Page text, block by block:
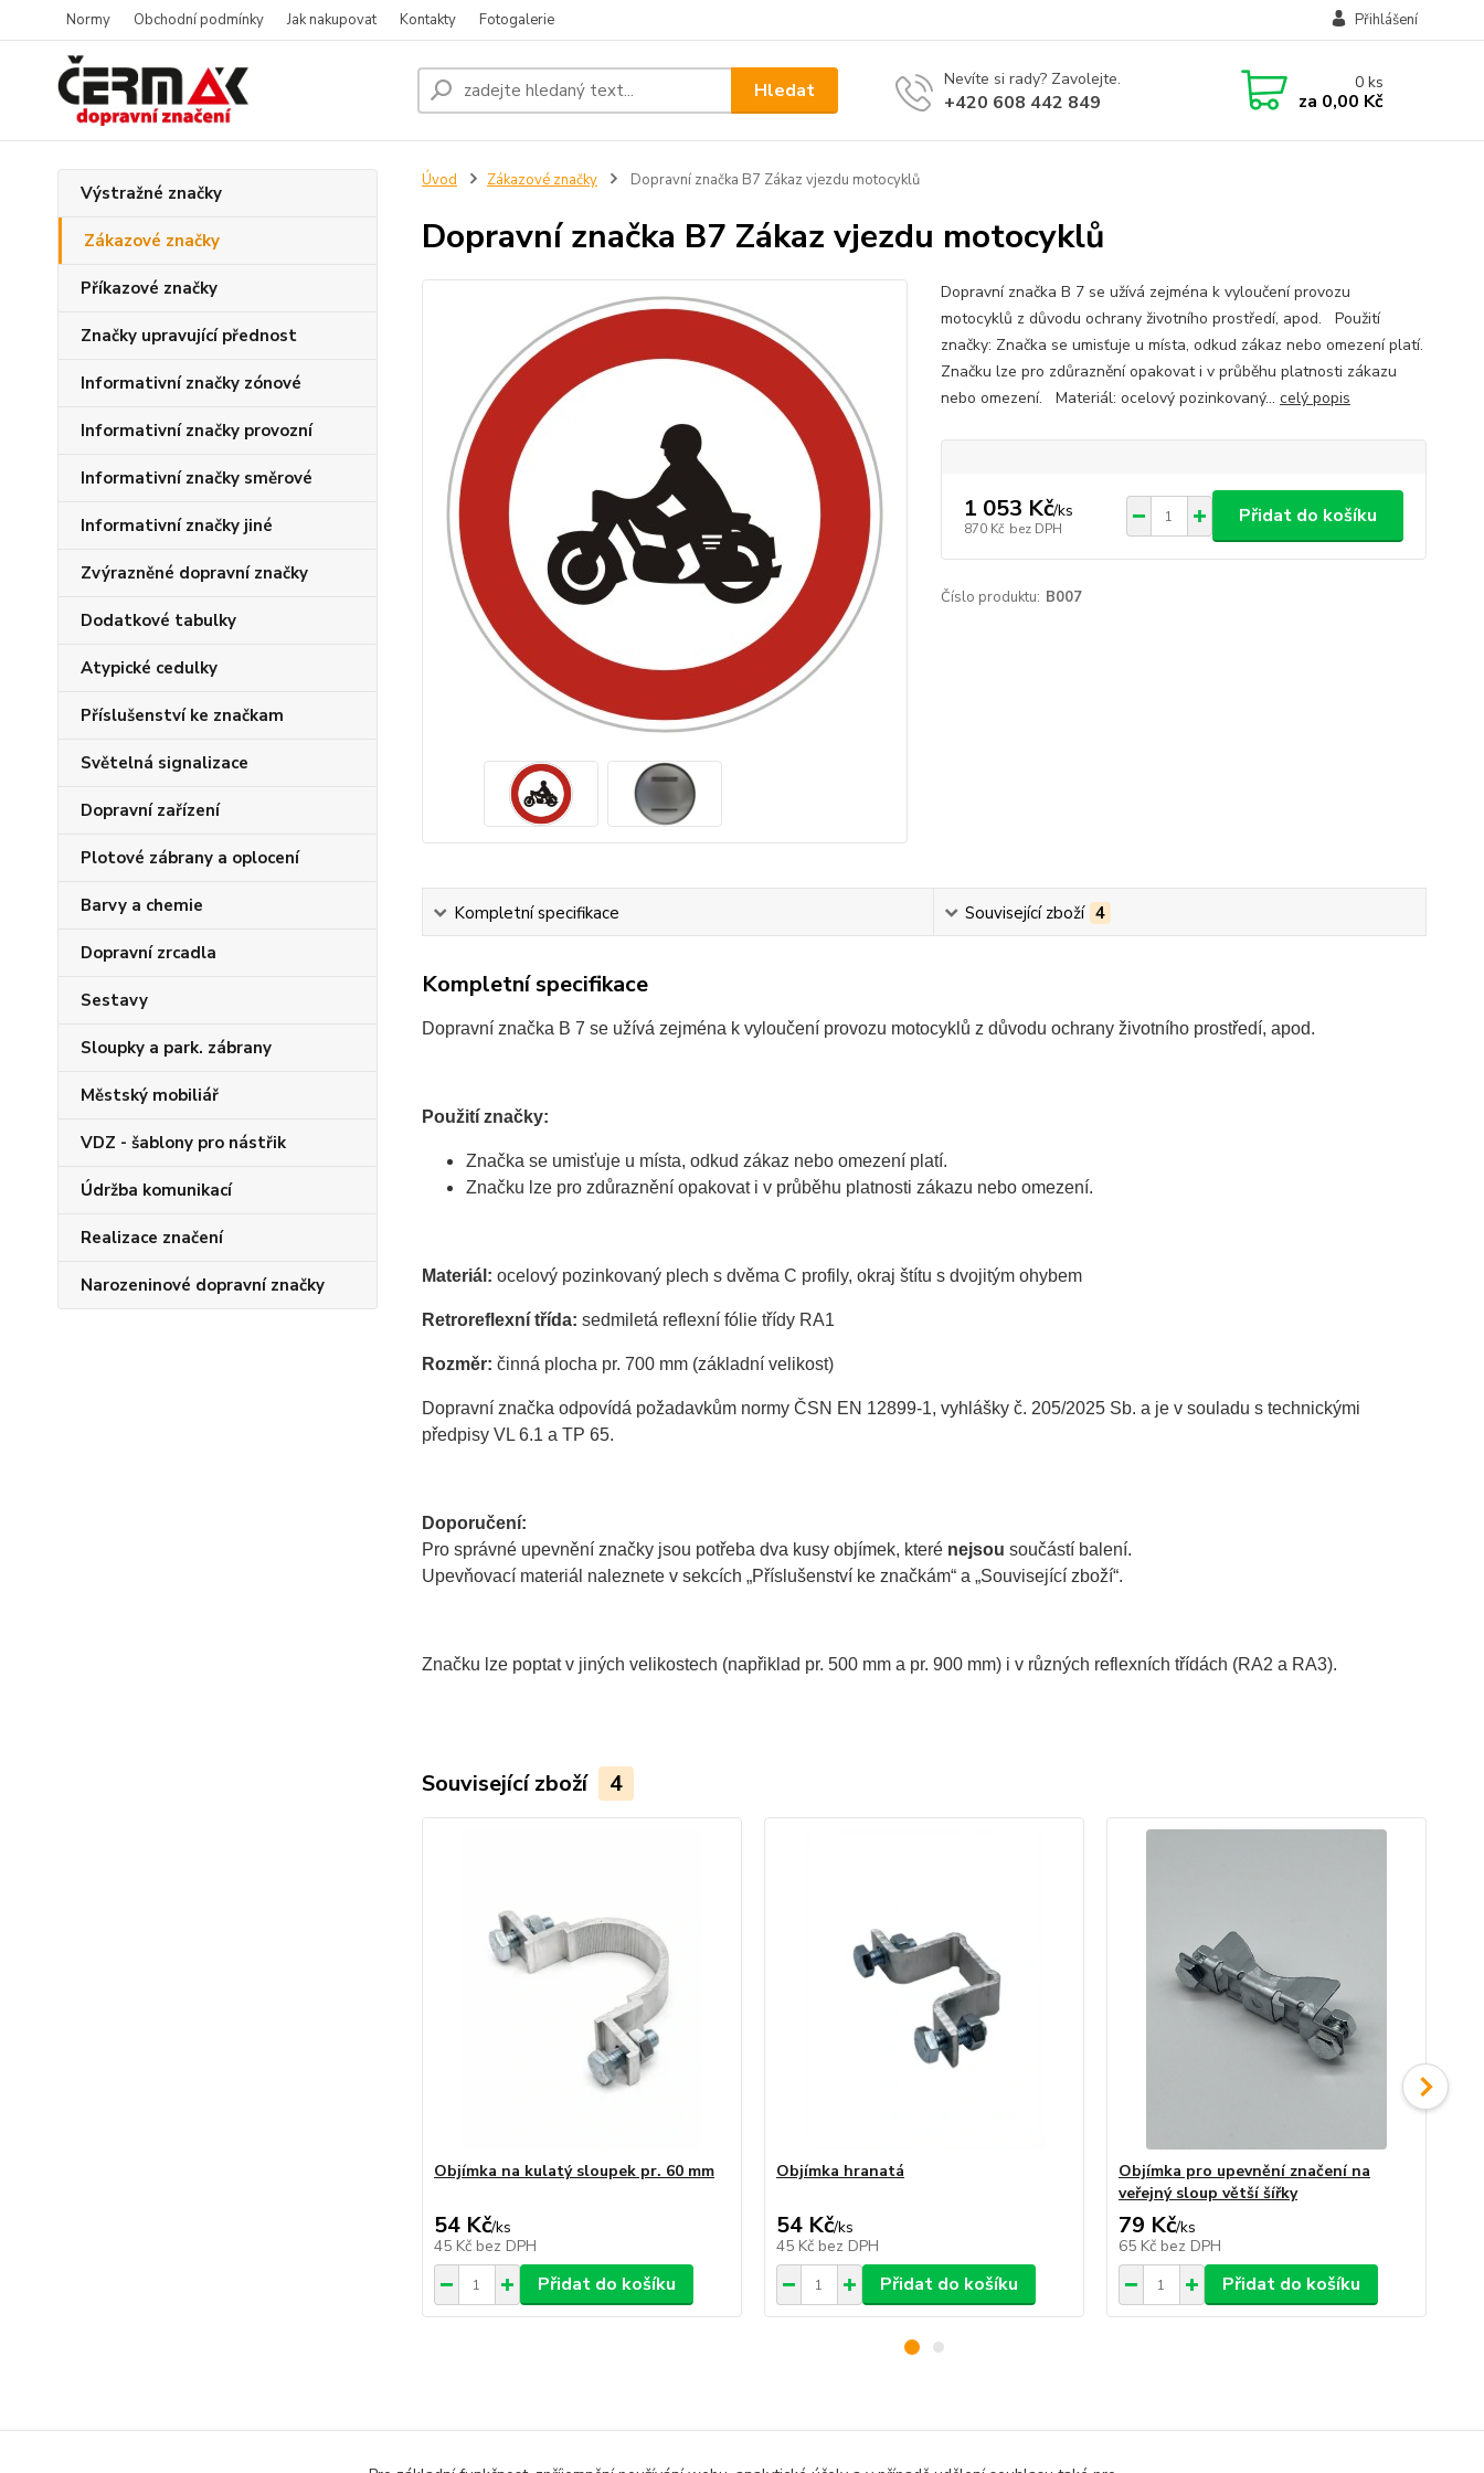
Normy Obchodní podmínky Jak nakupovat Kontakty Fotogalerie Přihlášení
Hledat Nevíte si rady? Zavolejte.
+420 608 442 849
0ks
za 0,00 Kč
Výstražné značky
Zákazové značky
Příkazové značky
Značky upravující přednost
Informativní značky zónové
Informativní značky provozní
Informativní značky směrové
Informativní značky jiné
Zvýrazněné dopravní značky
Dodatkové tabulky
Atypické cedulky
Příslušenství ke značkam
Světelná signalizace
Dopravní zařízení
Plotové zábrany a oplocení
Barvy a chemie
Dopravní zrcadla
Sestavy
Sloupky a park. zábrany
Městský mobiliář
VDZ - šablony pro nástřik
Údržba komunikací
Realizace značení
Narozeninové dopravní značky
Úvod Zákazové značky Dopravní značka B7 Zákaz vjezdu motocyklů
Dopravní značka B7 Zákaz vjezdu motocyklů
Dopravní značka B 7 se užívá zejména k vyloučení provozu
motocyklů z důvodu ochrany životního prostředí, apod. Použití
značky: Značka se umisťuje u místa, odkud zákaz nebo omezení platí.
Značku lze pro zdůraznění opakovat i v průběhu platnosti zákazu
nebo omezení. Materiál: ocelový pozinkovaný... celý popis
1 053 Kč/ks
870 Kč bez DPH
Přidat do košíku
Číslo produktu: B007
Kompletní specifikace Související zboží 4
Kompletní specifikace
Dopravní značka B 7 se užívá zejména k vyloučení provozu motocyklů z důvodu ochrany životního prostředí, apod.
Použití značky:
Značka se umisťuje u místa, odkud zákaz nebo omezení platí.
Značku lze pro zdůraznění opakovat i v průběhu platnosti zákazu nebo omezení.
Materiál: ocelový pozinkovaný plech s dvěma C profily, okraj štítu s dvojitým ohybem
Retroreflexní třída: sedmiletá reflexní fólie třídy RA1
Rozměr: činná plocha pr. 700 mm (základní velikost)
Dopravní značka odpovídá požadavkům normy ČSN EN 12899-1, vyhlášky č. 205/2025 Sb. a je v souladu s technickými
předpisy VL 6.1 a TP 65.
Doporučení:
Pro správné upevnění značky jsou potřeba dva kusy objímek, které nejsou součástí balení.
Upevňovací materiál naleznete v sekcích „Příslušenství ke značkám“ a „Související zboží“.
Značku lze poptat v jiných velikostech (napřiklad pr. 500 mm a pr. 900 mm) i v různých reflexních třídách (RA2 a RA3).
Související zboží 4
Objímka na kulatý sloupek pr. 60 mm
54 Kč/ks
45 Kč bez DPH
Přidat do košíku
Objímka hranatá
54 Kč/ks
45 Kč bez DPH
Přidat do košíku
Objímka pro upevnění značení na
veřejný sloup větší šířky
79 Kč/ks
65 Kč bez DPH
Přidat do košíku